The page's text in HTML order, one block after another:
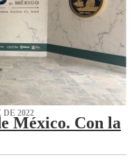
DE 2022
México. Con la